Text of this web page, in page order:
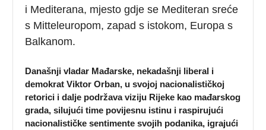
i Mediterana, mjesto gdje se Mediteran sreće
s Mitteleuropom, zapad s istokom, Europa s
Balkanom.
Današnji vladar Mađarske, nekadašnji liberal i
demokrat Viktor Orban, u svojoj nacionalističkoj
retorici i dalje podržava viziju Rijeke kao mađarskog
grada, silujući time povijesnu istinu i raspirujući
nacionalističke sentimente svojih podanika, igrajući